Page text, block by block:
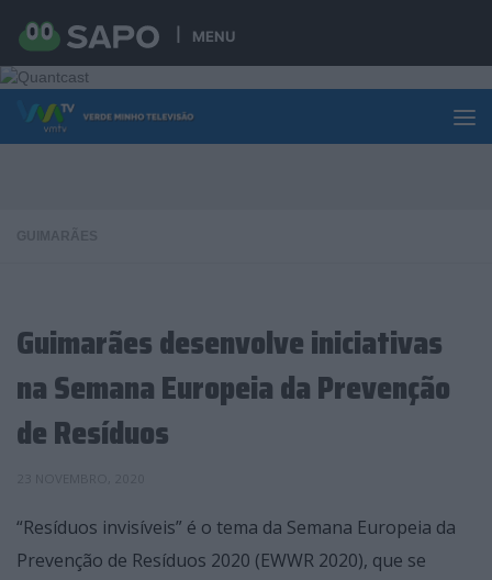
MENU
Skip to content
Guimarães desenvolve iniciativas
na Semana Europeia da Prevenção
de Resíduos
“Resíduos invisíveis” é o tema da Semana Europeia da
Prevenção de Resíduos 2020 (EWWR 2020), que se